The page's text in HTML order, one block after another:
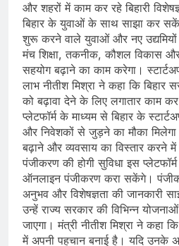
और शहरों में काम कर रहे बिहारी
बिहार के युवाओं के साथ साझा कर
शुरू करने वाले युवाओं और नए उद्यमियों
मंच शिक्षा, तकनीक, कौशल विकास
सहयोग बढ़ाने का काम करेगा।
लाभ नीतीश मिश्रा ने कहा कि बिहार
को बढ़ावा देने के लिए लगातार काम
प्लेटफॉर्म के माध्यम से बिहार के
और निवेशकों से जुड़ने का मौका
बढ़ाने और व्यवसाय का विस्तार करने
पंजीकरण की होगी सुविधा इस
ऑनलाइन पंजीकरण करा सकेंगे।
अनुभव और विशेषज्ञता की जानकारी
उन्हें राज्य सरकार की विभिन्न
जाएगा। मंत्री नीतीश मिश्रा ने कहा
में अपनी पहचान बनाई है। यदि उनके